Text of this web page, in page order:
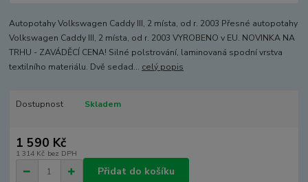
Autopotahy Volkswagen Caddy III, 2 místa, od r. 2003 Přesné autopotahy
Volkswagen Caddy III, 2 místa, od r. 2003 VYROBENO v EU. NOVINKA NA
TRHU - ZAVÁDĚCÍ CENA! Silné polstrování, laminovaná spodní vrstva
textilního materiálu. Dvě sedad... celý popis
Dostupnost Skladem
1 590 Kč
1 314 Kč bez DPH
Přidat do košíku